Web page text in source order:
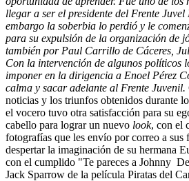
llegar a ser el presidente del Frente
embargo la soberbia lo perdió y le
para su expulsión de la organización de
también por Paul Carrillo de Cáceres,
Con la intervención de algunos políticos
imponer en la dirigencia a Enoel Pérez
calma y sacar adelante al Frente Juvenil.
noticias y los triunfos obtenidos durante
el vocero tuvo otra satisfacción para su
cabello para lograr un nuevo look, con el
fotografías que les envío por correo a sus
despertar la imaginación de su hermana
con el cumplido "Te pareces a Johnny
Jack Sparrow de la película Piratas del